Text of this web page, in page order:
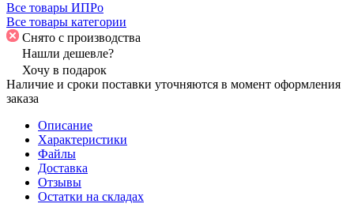
Все товары ИПРо
Все товары категории
Снято с производства
Нашли дешевле?
Хочу в подарок
Наличие и сроки поставки уточняются в момент оформления
заказа
Описание
Характеристики
Файлы
Доставка
Отзывы
Остатки на складах